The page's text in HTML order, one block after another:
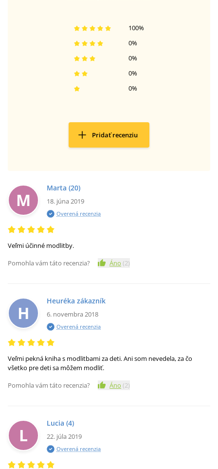
0%
0%
0%
0%
100%
Pridať recenziu
M
Marta (20)
18. júna 2019
Overená recenzia
Veľmi účinné modlitby.
Pomohla vám táto recenzia?
Áno (2)
H
Heuréka zákazník
6. novembra 2018
Overená recenzia
Veľmi pekná kniha s modlitbami za deti. Ani som nevedela, za čo
všetko pre deti sa môžem modliť.
Pomohla vám táto recenzia?
Áno (2)
L
Lucia (4)
22. júla 2019
Overená recenzia